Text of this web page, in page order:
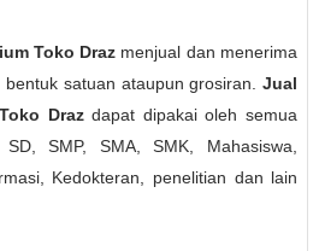
Toko Draz menjual dan menerima
bentuk satuan ataupun grosiran.Jual
Drazdapat dipakai oleh semua
SMP, SMA, SMK, Mahasiswa,
Kedokteran, penelitian dan lain